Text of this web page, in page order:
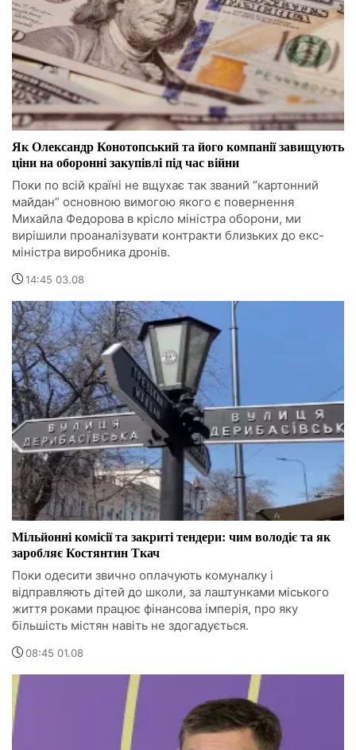
Як Олександр Конотопський та його компанії завищують
ціни на оборонні закупівлі під час війни
Поки по всій країні не вщухає так званий “картонний
майдан” основною вимогою якого є повернення
Михайла Федорова в крісло міністра оборони, ми
вирішили проаналізувати контракти близьких до екс-
міністра виробника дронів.
14:45 03.08
Мільйонні комісії та закриті тендери: чим володіє та як
заробляє Костянтин Ткач
Поки одесити звично оплачують комуналку і
відправляють дітей до школи, за лаштунками міського
життя роками працює фінансова імперія, про яку
більшість містян навіть не здогадується.
08:45 01.08